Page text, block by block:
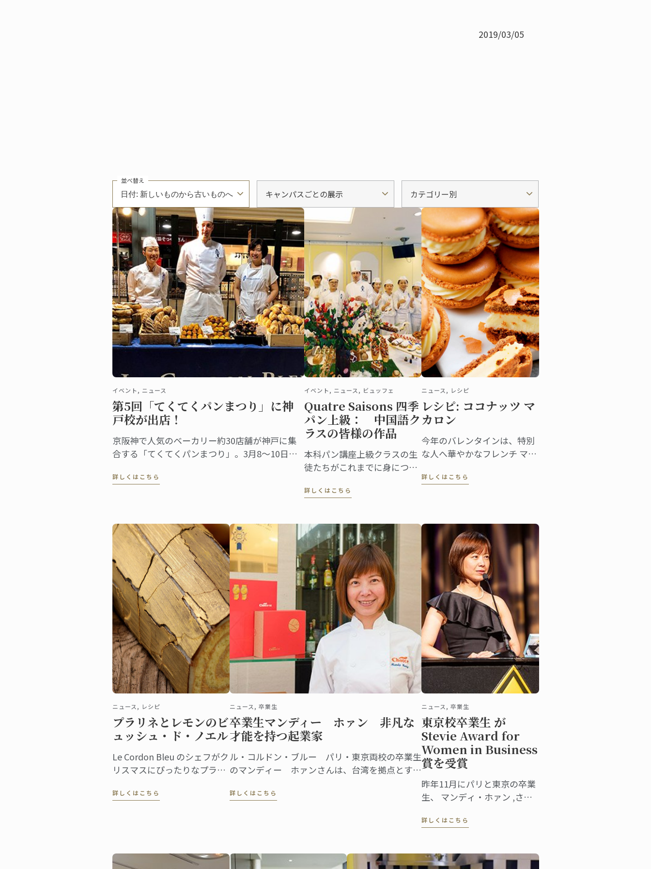
2019/03/05
日付: 新しいものから古いものへ
並べ替え
キャンパスごとの展示 カテゴリー別
イベント, ニュース
第5回「てくてくパンまつり」に神
戸校が出店！
京阪神で人気のベーカリー約30店舗が神戸に集
合する「てくてくパンまつり」。3月8～10日の
きが楽しみにするイベントとしてすっかり定着し
詳しくはこちら
イベント, ニュース, ビュッフェ
Quatre Saisons 四季
パン上級： 中国語ク
ラスの皆様の作品
本科パン講座上級クラスの生
徒たちがこれまでに身につけ
ント 「パンビュッフェ」。 各
をプレゼンテーション。
詳しくはこちら
ニュース, レシピ
レシピ: ココナッツ マ
カロン
今年のバレンタインは、特別
な人へ華やかなフレンチ マカ
ルドン・ブルーの書籍
紹介しましょう。
詳しくはこちら
ニュース, レシピ
プラリネとレモンのビ
ュッシュ・ド・ノエル
Le Cordon Bleu のシェフがク
リスマスにぴったりなプラリ
ュ・ド・ノエルをご紹介いた
詳しくはこちら
ニュース, 卒業生
卒業生マンディー ホァン 非凡な
才能を持つ起業家
ル・コルドン・ブルー パリ・東京両校の卒業生
のマンディー ホァンさんは、台湾を拠点とする
Choiceを創設、会長であります。
詳しくはこちら
ニュース, 卒業生
東京校卒業生 が
Stevie Award for
Women in Business
賞を受賞
昨年11月にパリと東京の卒業
生、 マンディ・ホァン ,さん
for Women in Business 賞を
詳しくはこちら